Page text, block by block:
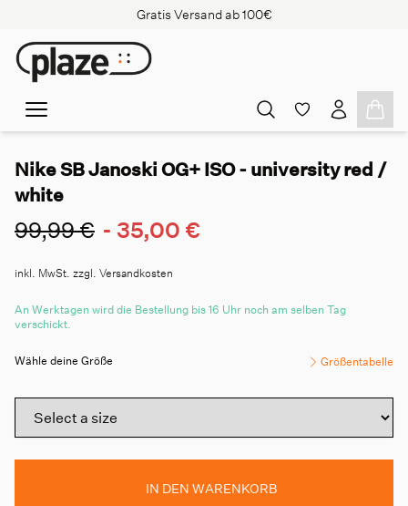
Gratis Versand ab 100€
Nike SB Janoski OG+ ISO - university red /
white
99,99 € - 35,00 €
inkl. MwSt. zzgl. Versandkosten
An Werktagen wird die Bestellung bis 16 Uhr noch am selben Tag
verschickt.
Wähle deine Größe Größentabelle
IN DEN WARENKORB